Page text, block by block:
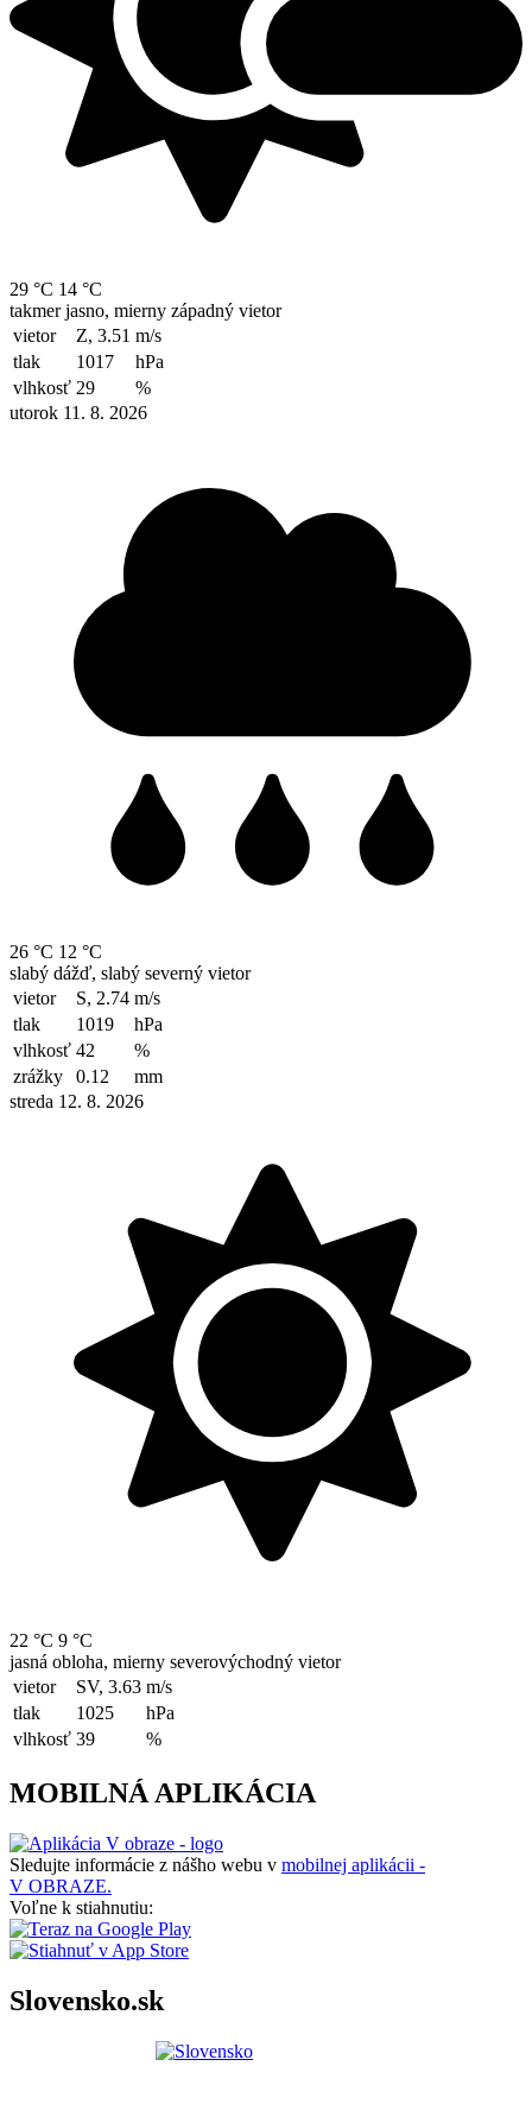
29 °C 14 °C
takmer jasno, mierny západný vietor
vietor
Z, 3.51 m/s
tlak
1017
hPa
vlhkosť 29
%
utorok 11. 8. 2026
26 °C 12 °C
slabý dážď, slabý severný vietor
vietor
S, 2.74 m/s
tlak
1019
hPa
vlhkosť 42
%
zrážky
0.12
mm
streda 12. 8. 2026
22 °C 9 °C
jasná obloha, mierny severovýchodný vietor
vietor
SV, 3.63 m/s
tlak
1025
hPa
vlhkosť 39 %
MOBILNÁ APLIKÁCIA
Sledujte informácie z nášho webu v mobilnej aplikácii -
V OBRAZE.
Voľne k stiahnutiu:
Slovensko.sk